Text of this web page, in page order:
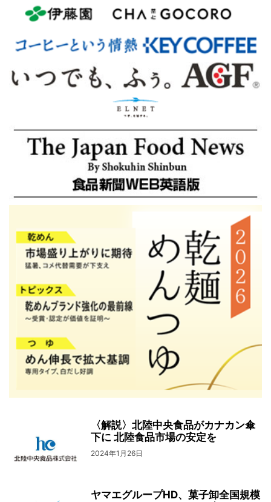
〈解説〉北陸中央食品がカナカン傘
下に 北陸食品市場の安定を
2024年1月26日
ヤマエグループHD、菓子卸全国規模